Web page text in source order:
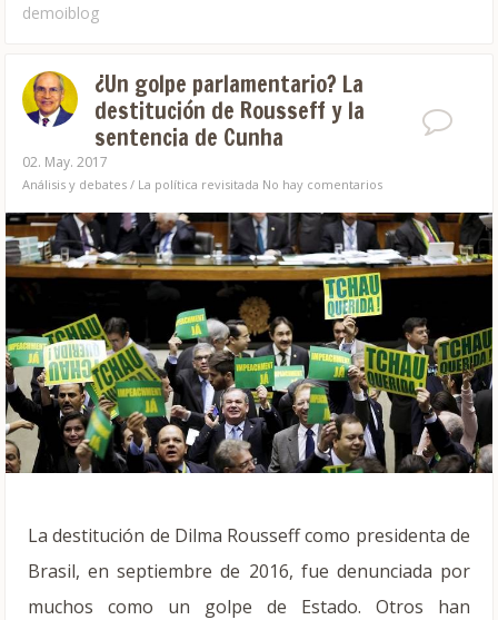
demoiblog
¿Un golpe parlamentario? La
destitución de Rousseff y la
sentencia de Cunha
02. May. 2017
Análisis y debates / La política revisitada No hay comentarios
La destitución de Dilma Rousseff como presidenta de
Brasil, en septiembre de 2016, fue denunciada por
muchos como un golpe de Estado. Otros han